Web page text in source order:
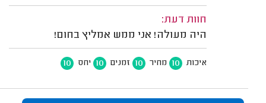
חוות דעת:
היה מעולה! אני ממש אמליץ בחום!
איכות 10 מחיר 10 זמנים 10 יחס 10